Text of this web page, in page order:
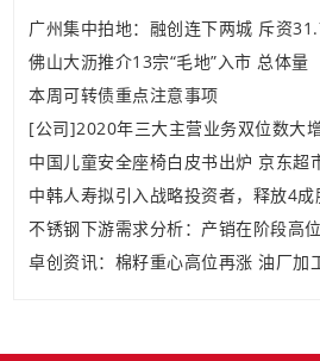
广州集中拍地：融创连下两城 斥资
佛山大沥推介13宗“毛地”入市 总体量
本周可转债重点注意事项
[公司]2020年三大主营业务双位数大
中国儿童安全座椅白皮书出炉 京东超
中韩人寿拟引入战略投资者，释放4成
不锈钢下游需求分析：产销在阶段高位
卓创资讯：棉籽重心高位再涨 油厂加